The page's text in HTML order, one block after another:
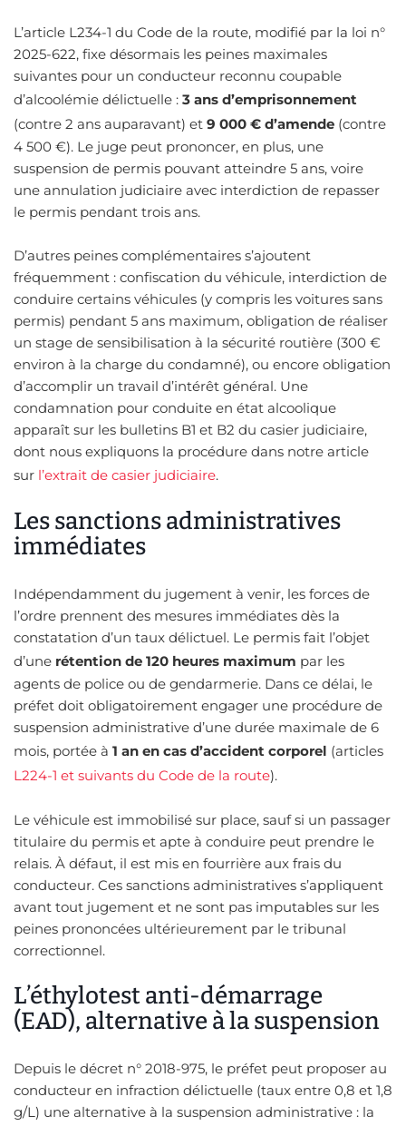
L’article L234-1 du Code de la route, modifié par la loi n°
2025-622, fixe désormais les peines maximales
suivantes pour un conducteur reconnu coupable
d’alcoolémie délictuelle : 3 ans d’emprisonnement
(contre 2 ans auparavant) et 9 000 € d’amende (contre
4 500 €). Le juge peut prononcer, en plus, une
suspension de permis pouvant atteindre 5 ans, voire
une annulation judiciaire avec interdiction de repasser
le permis pendant trois ans.
D’autres peines complémentaires s’ajoutent
fréquemment : confiscation du véhicule, interdiction de
conduire certains véhicules (y compris les voitures sans
permis) pendant 5 ans maximum, obligation de réaliser
un stage de sensibilisation à la sécurité routière (300 €
environ à la charge du condamné), ou encore obligation
d’accomplir un travail d’intérêt général. Une
condamnation pour conduite en état alcoolique
apparaît sur les bulletins B1 et B2 du casier judiciaire,
dont nous expliquons la procédure dans notre article
sur l’extrait de casier judiciaire.
Les sanctions administratives
immédiates
Indépendamment du jugement à venir, les forces de
l’ordre prennent des mesures immédiates dès la
constatation d’un taux délictuel. Le permis fait l’objet
d’une rétention de 120 heures maximum par les
agents de police ou de gendarmerie. Dans ce délai, le
préfet doit obligatoirement engager une procédure de
suspension administrative d’une durée maximale de 6
mois, portée à 1 an en cas d’accident corporel (articles
L224-1 et suivants du Code de la route).
Le véhicule est immobilisé sur place, sauf si un passager
titulaire du permis et apte à conduire peut prendre le
relais. À défaut, il est mis en fourrière aux frais du
conducteur. Ces sanctions administratives s’appliquent
avant tout jugement et ne sont pas imputables sur les
peines prononcées ultérieurement par le tribunal
correctionnel.
L’éthylotest anti-démarrage
(EAD), alternative à la suspension
Depuis le décret n° 2018-975, le préfet peut proposer au
conducteur en infraction délictuelle (taux entre 0,8 et 1,8
g/L) une alternative à la suspension administrative : la